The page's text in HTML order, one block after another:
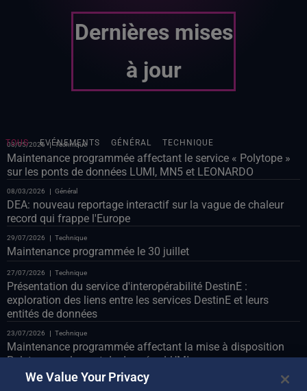
Dernières mises
à jour
EVÉNEMENTS GÉNÉRAL TECHNIQUE
TOUS
08/05/2026 Technique
Maintenance programmée affectant le service « Polytope »
sur les ponts de données LUMI, MN5 et LEONARDO
08/03/2026 Général
DEA: nouveau reportage interactif sur la vague de chaleur
record qui frappe l'Europe
29/07/2026 Technique
Maintenance programmée le 30 juillet
27/07/2026 Technique
Présentation du service d'interopérabilité DestinE :
exploration des liens entre les services DestinE et leurs
entités de données
23/07/2026 Technique
Maintenance programmée affectant la mise à disposition
Polytope sur le pont de données LUMI
23/07/2026 Technique
We Value Your Privacy